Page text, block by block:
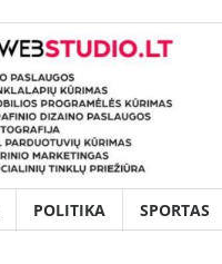
POLITIKA SPORTAS